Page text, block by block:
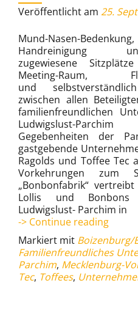
Veröffentlicht am 25.
Mund-Nasen-
Handreinigung
zugewiesene
Meeting-Raum,
und
zwischen allen
familienfreundlichen
Ludwigslust-
Gegebenheiten der
gastgebende
Ragolds und Toffee Tec
Vorkehrungen zum
„Bonbonfabrik“
Lollis und
Ludwigslust- Parchim in
-> Continue reading
Markiert mit Boizenburg/
Familienfreundliches
Parchim, Mecklenburg-
Tec, Toffees,